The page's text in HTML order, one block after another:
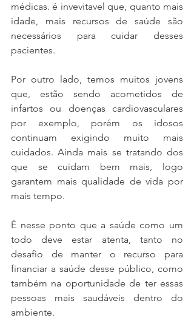
médicas. é invevitavel que, quanto mais
idade, mais recursos de saúde são
necessários para cuidar desses
pacientes.
Por outro lado, temos muitos jovens
que, estão sendo acometidos de
infartos ou doenças cardiovasculares
por exemplo, porém os idosos
continuam exigindo muito mais
cuidados. Ainda mais se tratando dos
que se cuidam bem mais, logo
garantem mais qualidade de vida por
mais tempo.
É nesse ponto que a saúde como um
todo deve estar atenta, tanto no
desafio de manter o recurso para
financiar a saúde desse público, como
também na oportunidade de ter essas
pessoas mais saudáveis dentro do
ambiente.